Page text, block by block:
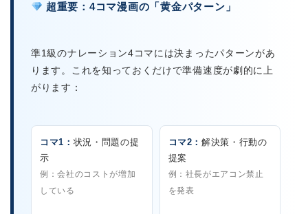
超重要：4コマ漫画の「黄金パターン」
準1級のナレーション4コマには決まったパターンがあ
ります。これを知っておくだけで準備速度が劇的に上
がります：
コマ1： 状況・問題の提
示
例：会社のコストが増加
している
コマ2：解決策・行動の
提案
例：社長がエアコン禁止
を発表